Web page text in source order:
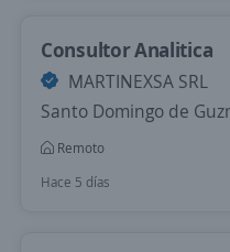
Consultor Analitica
MARTINEXSA SRL
Santo Domingo de
Remoto
Hace 5 días